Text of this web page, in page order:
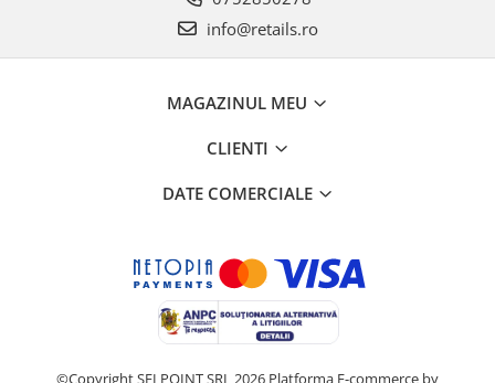
info@retails.ro
MAGAZINUL MEU
CLIENTI
DATE COMERCIALE
©Copyright SELPOINT SRL 2026 Platforma E-commerce by